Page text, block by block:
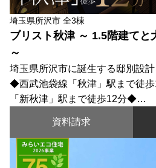
埼玉県所沢市 全3棟
ブリスト秋津 ～ 1.5階建てと
～
埼玉県所沢市に誕生する邸別設
◆西武池袋線「秋津」駅まで徒
「新秋津」駅まで徒歩12分◆…
資料請求